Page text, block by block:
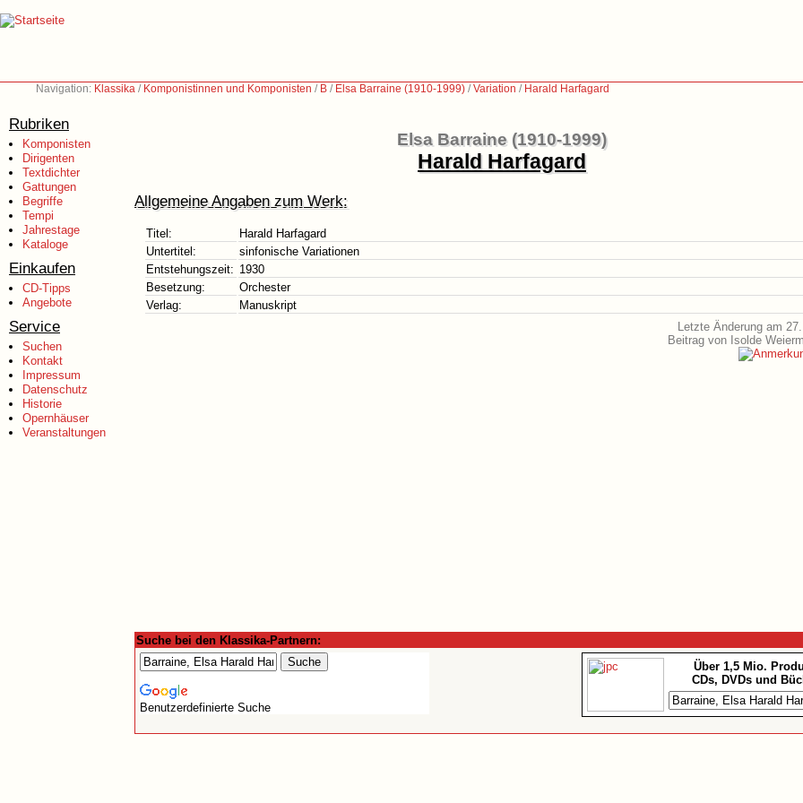
Navigation: Klassika / Komponistinnen und Komponisten / B / Elsa Barraine (1910-1999) /Variation / Harald Harfagard
Rubriken
Komponisten
Dirigenten
Textdichter
Gattungen
Begriffe
Tempi
Jahrestage
Kataloge
Einkaufen
CD-Tipps
Angebote
Service
Suchen
Kontakt
Impressum
Datenschutz
Historie
Opernhäuser
Veranstaltungen
Elsa Barraine (1910-1999)
Harald Harfagard
Allgemeine Angaben zum Werk:
Titel:
Harald Harfagard
Untertitel:
sinfonische Variationen
Entstehungszeit: 1930
Besetzung:
Orchester
Verlag:
Manuskript
Letzte Änderung am
Beitrag von Isolde
Suche bei den Klassika-Partnern:
Benutzerdefinierte Suche
Über 1,5 Mio.
CDs, DVDs und